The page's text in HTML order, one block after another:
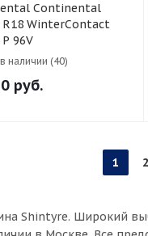
R18 WinterContact
96V
наличии (40)
руб.
1 2
Shintyre. Широкий